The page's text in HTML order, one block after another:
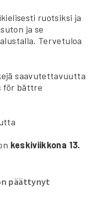
ruotsiksi ja
ja se
Tervetuloa
saavutettavuutta
för bättre
keskiviikkona 13.
päättynyt